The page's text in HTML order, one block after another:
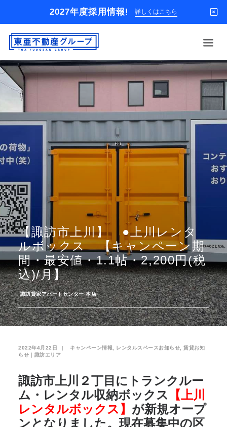
2027年度採用情報! 詳しくはこちら
借りる
買う
入居者様専用
企業情報
お問い合わせ
お気に入り 閲覧履歴
【諏訪市上川】 ●上川レンタ
ルボックス 【キャンペーン期
間・最安値・1.1帖・2,200円(税
込)/月】
­諏訪貸家アパートセンター 本店
2022年4月22日 | キャンペーン情報 レンタルスペースお知らせ
賃貸お知
らせ｜諏訪エリア
諏訪市上川２丁目にトランクルー
ム・レンタル収納ボックス
【上川
レンタルボックス】 が新規オープ
ンとなりました。現在募集中の区